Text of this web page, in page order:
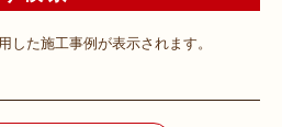
した施工事例が表示されます。